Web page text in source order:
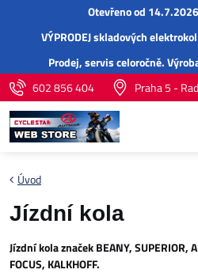
Otevřeno od
VÝPRODEJ skladových
Prodej,servisceloročně.
602 856 404
Praha 5 -
Úvod
Jízdní kola
Jízdní kola značek BEANY, SUPERIOR,
FOCUS, KALKHOFF.